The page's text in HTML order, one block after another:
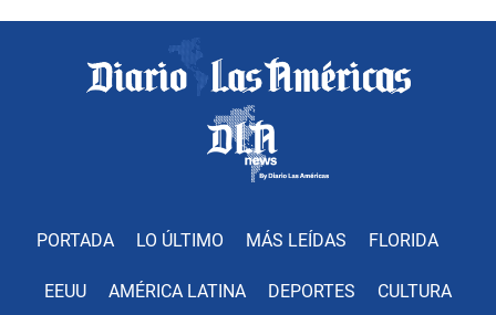
PORTADA LO ÚLTIMO MÁS LEÍDAS FLORIDA
EEUU AMÉRICA LATINA DEPORTES CULTURA